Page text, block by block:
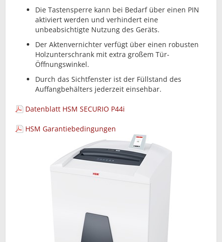
Die Tastensperre kann bei Bedarf über einen PIN
aktiviert werden und verhindert eine
unbeabsichtigte Nutzung des Geräts.
Der Aktenvernichter verfügt über einen robusten
Holzunterschrank mit extra großem Tür-
Öffnungswinkel.
Durch das Sichtfenster ist der Füllstand des
Auffangbehälters jederzeit einsehbar.
Datenblatt HSM SECURIO P44i
HSM Garantiebedingungen